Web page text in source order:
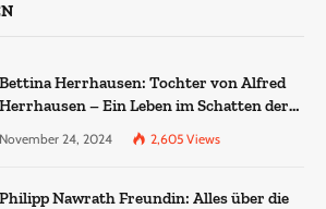
Bettina Herrhausen: Tochter von Alfred
Herrhausen – Ein Leben im Schatten der
November 24, 2024 2,605 Views
Philipp Nawrath Freundin: Alles über die